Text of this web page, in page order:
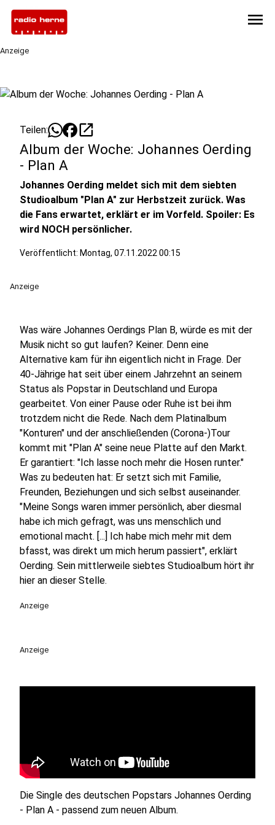
menu
Anzeige
Teilen: open_in_new
Album der Woche: Johannes Oerding
- Plan A
Johannes Oerding meldet sich mit dem siebten
Studioalbum "Plan A" zur Herbstzeit zurück. Was
die Fans erwartet, erklärt er im Vorfeld. Spoiler: Es
wird NOCH persönlicher.
Veröffentlicht: Montag, 07.11.2022 00:15
Anzeige
Was wäre Johannes Oerdings Plan B, würde es mit der
Musik nicht so gut laufen? Keiner. Denn eine
Alternative kam für ihn eigentlich nicht in Frage. Der
40-Jährige hat seit über einem Jahrzehnt an seinem
Status als Popstar in Deutschland und Europa
gearbeitet. Von einer Pause oder Ruhe ist bei ihm
trotzdem nicht die Rede. Nach dem Platinalbum
"Konturen" und der anschließenden (Corona-)Tour
kommt mit "Plan A" seine neue Platte auf den Markt.
Er garantiert: "Ich lasse noch mehr die Hosen runter."
Was zu bedeuten hat: Er setzt sich mit Familie,
Freunden, Beziehungen und sich selbst auseinander.
"Meine Songs waren immer persönlich, aber diesmal
habe ich mich gefragt, was uns menschlich und
emotional macht. [...] Ich habe mich mehr mit dem
bfasst, was direkt um mich herum passiert", erklärt
Oerding. Sein mittlerweile siebtes Studioalbum hört ihr
hier an dieser Stelle.
Anzeige
Anzeige
Die Single des deutschen Popstars Johannes Oerding
- Plan A - passend zum neuen Album.